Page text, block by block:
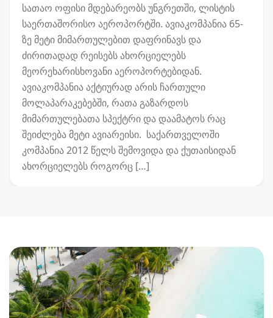
სათაო ოფისი მდებარეობს უნგრეთში, ლისტის
საერთაშორისო აეროპორტში. ავიაკომპანია 65-
ზე მეტი მიმართულებით დაფრინავს და
ძირითადად რეისებს ახორციელებს
მეორეხარისხოვანი აეროპორტებიდან.
ავიაკომპანია აქტიურად არის ჩართული
მოლაპარაკებებში, რათა გაზარდოს
მიმართულებათა სპექტრი და დაამატოს რაც
შეიძლება მეტი ავიარეისი. საქართველოში
კომპანია 2012 წელს შემოვიდა და ქუთაისიდან
ახორციელებს როგორც […]